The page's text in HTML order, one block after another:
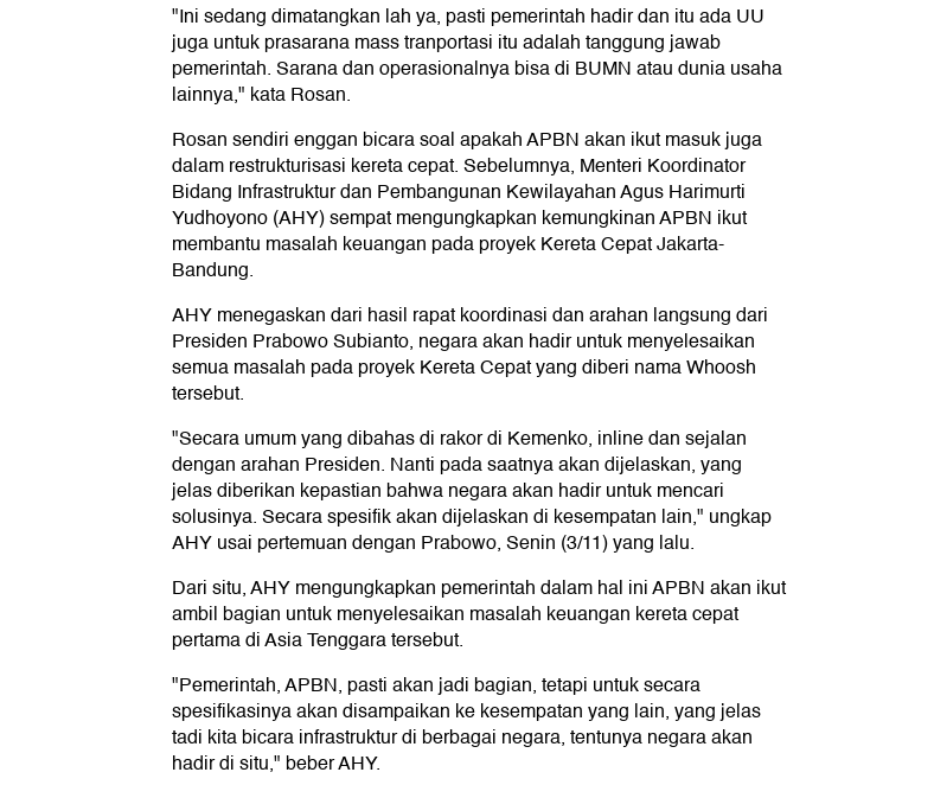
"Ini sedang dimatangkan lah ya, pasti pemerintah hadir dan itu ada UU
juga untuk prasarana mass tranportasi itu adalah tanggung jawab
pemerintah. Sarana dan operasionalnya bisa di BUMN atau dunia usaha
lainnya," kata Rosan.
Rosan sendiri enggan bicara soal apakah APBN akan ikut masuk juga
dalam restrukturisasi kereta cepat. Sebelumnya, Menteri Koordinator
Bidang Infrastruktur dan Pembangunan Kewilayahan Agus Harimurti
Yudhoyono (AHY) sempat mengungkapkan kemungkinan APBN ikut
membantu masalah keuangan pada proyek Kereta Cepat Jakarta-
Bandung.
AHY menegaskan dari hasil rapat koordinasi dan arahan langsung dari
Presiden Prabowo Subianto, negara akan hadir untuk menyelesaikan
semua masalah pada proyek Kereta Cepat yang diberi nama Whoosh
tersebut.
"Secara umum yang dibahas di rakor di Kemenko, inline dan sejalan
dengan arahan Presiden. Nanti pada saatnya akan dijelaskan, yang
jelas diberikan kepastian bahwa negara akan hadir untuk mencari
solusinya. Secara spesifik akan dijelaskan di kesempatan lain," ungkap
AHY usai pertemuan dengan Prabowo, Senin (3/11) yang lalu.
Dari situ, AHY mengungkapkan pemerintah dalam hal ini APBN akan ikut
ambil bagian untuk menyelesaikan masalah keuangan kereta cepat
pertama di Asia Tenggara tersebut.
"Pemerintah, APBN, pasti akan jadi bagian, tetapi untuk secara
spesifikasinya akan disampaikan ke kesempatan yang lain, yang jelas
tadi kita bicara infrastruktur di berbagai negara, tentunya negara akan
hadir di situ," beber AHY.